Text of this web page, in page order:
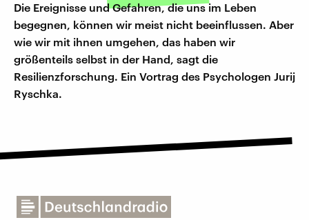
Die Ereignisse und Gefahren, die uns im Leben
begegnen, können wir meist nicht beeinflussen. Aber
wie wir mit ihnen umgehen, das haben wir
größenteils selbst in der Hand, sagt die
Resilienzforschung. Ein Vortrag des Psychologen Jurij
Ryschka.